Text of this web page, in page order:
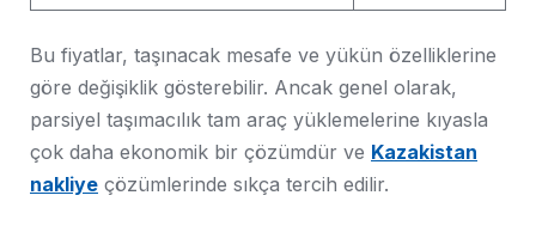
Bu fiyatlar, taşınacak mesafe ve yükün özelliklerine
göre değişiklik gösterebilir. Ancak genel olarak,
parsiyel taşımacılık tam araç yüklemelerine kıyasla
çok daha ekonomik bir çözümdür ve Kazakistan
nakliye çözümlerinde sıkça tercih edilir.